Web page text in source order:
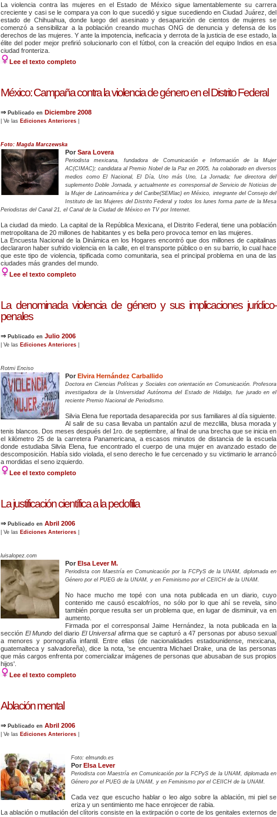
La violencia contra las mujeres en el Estado de México sigue lamentablemente su carrera
creciente y casi se le compara ya con lo que sucedió y sigue sucediendo en Ciudad Juárez, del
estado de Chihuahua, donde luego del asesinato y desaparición de cientos de mujeres se
comenzó a sensibilizar a la población creando muchas ONG de denuncia y defensa de los
derechos de las mujeres. Y ante la impotencia, ineficacia y derrota de la justicia de ese estado, la
élite del poder mejor prefirió solucionarlo con el fútbol, con la creación del equipo Indios en esa
ciudad fronteriza.
Lee el texto completo
México: Campaña contra la violencia de género en el Distrito Federal
⇒ Publicado en Diciembre 2008
| Ve las Ediciones Anteriores
Foto: Magda Marczewska
Por Sara Lovera
Periodista mexicana, fundadora de Comunicación e Información de la Mujer
AC(CIMAC); candidata al Premio Nobel de la Paz en 2005, ha colaborado en diversos
medios como El Nacional, El Día, Uno más Uno, La Jornada; fue directora del
suplemento Doble Jornada, y actualmente es corresponsal de Servicio de Noticias de
la Mujer de Latinoamérica y del Caribe(SEMlac) en México, integrante del Consejo del
Instituto de las Mujeres del Distrito Federal y todos los lunes forma parte de la Mesa
Periodistas del Canal 21, el Canal de la Ciudad de México en TV por Internet.
La ciudad da miedo. La capital de la República Mexicana, el Distrito Federal, tiene una población
metropolitana de 20 millones de habitantes y es bella pero provoca temor en las mujeres.
La Encuesta Nacional de la Dinámica en los Hogares encontró que dos millones de capitalinas
declararon haber sufrido violencia en la calle, en el transporte público o en su barrio, lo cual hace
que este tipo de violencia, tipificada como comunitaria, sea el principal problema en una de las
ciudades más grandes del mundo.
Lee el texto completo
La denominada violencia de género y sus implicaciones jurídico-
penales
⇒ Publicado en Julio 2006
| Ve las Ediciones Anteriores
Rotmi Enciso
Por Elvira Hernández Carballido
Doctora en Ciencias Políticas y Sociales con orientación en Comunicación. Profesora
investigadora de la Universidad Autónoma del Estado de Hidalgo, fue jurado en el
reciente Premio Nacional de Periodismo.
Silvia Elena fue reportada desaparecida por sus familiares al día siguiente.
Al salir de su casa llevaba un pantalón azul de mezclilla, blusa morada y
tenis blancos. Dos meses después del 1ro. de septiembre, al final de una brecha que se inicia en
el kilómetro 25 de la carretera Panamericana, a escasos minutos de distancia de la escuela
donde estudiaba Silvia Elena, fue encontrado el cuerpo de una mujer en avanzado estado de
descomposición. Había sido violada, el seno derecho le fue cercenado y su victimario le arrancó
a mordidas el seno izquierdo.
Lee el texto completo
La justificación científica a la pedofilia
⇒ Publicado en Abril 2006
| Ve las Ediciones Anteriores
luisalopez.com
Por Elsa Lever M.
Periodista con Maestría en Comunicación por la FCPyS de la UNAM, diplomada en
Género por el PUEG de la UNAM, y en Feminismo por el CEIICH de la UNAM.
No hace mucho me topé con una nota publicada en un diario, cuyo
contenido me causó escalofríos, no sólo por lo que ahí se revela, sino
también porque resulta ser un problema que, en lugar de disminuir, va en
aumento.
Firmada por el corresponsal Jaime Hernández, la nota publicada en la
sección El Mundo del diario El Universalafirma que se capturó a 47 personas por abuso sexual
a menores y pornografía infantil. Entre ellas (de nacionalidades estadounidense, mexicana,
guatemalteca y salvadoreña), dice la nota, 'se encuentra Michael Drake, una de las personas
que más cargos enfrenta por comercializar imágenes de personas que abusaban de sus propios
hijos'.
Lee el texto completo
Ablación mental
⇒ Publicado en Abril 2006
| Ve las Ediciones Anteriores
Foto: elmundo.es
Por Elsa Lever
Periodista con Maestría en Comunicación por la FCPyS de la UNAM, diplomada en
Género por el PUEG de la UNAM, y en Feminismo por el CEIICH de la UNAM.
Cada vez que escucho hablar o leo algo sobre la ablación, mi piel se
eriza y un sentimiento me hace enrojecer de rabia.
La ablación o mutilación del clítoris consiste en la extirpación o corte de los genitales externos de